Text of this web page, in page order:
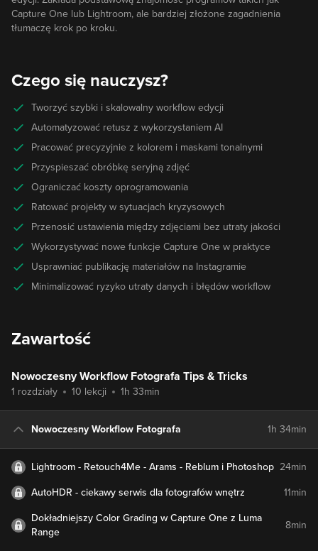
Capture One lub Lightroom, ale bardziej złożone zagadnienia
tłumaczę krok po kroku.
Czego się nauczysz?
Tworzyć szybki i skalowalny workflow edycji
Automatyzować retusz z wykorzystaniem AI
Pracować precyzyjnie z kolorem i maskami tonalnymi
Przyspieszać obróbkę seryjną zdjęć
Ograniczać koszty oprogramowania
Ratować projekty w sytuacjach kryzysowych
Przenosić ustawienia między zdjęciami bez utraty jakości
Wykorzystywać nowe funkcje Capture One w praktyce
Usprawniać publikację materiałów na Instagramie
Minimalizować ryzyko utraty danych i błędów workflow
Zawartość
Nowoczesny Workflow Fotografa Tips & Tricks
1 rozdziały 10 lekcji 1h 33min
Nowoczesny Workflow Fotografa 1h 34min
Lightroom - Retouch4Me - Arams - Reblum i Photoshop 24min
AutoHDR - ciekawy serwis dla fotografów wnętrz 11min
Dokładniejszy Color Grading w Capture One z Luma
Range
8min